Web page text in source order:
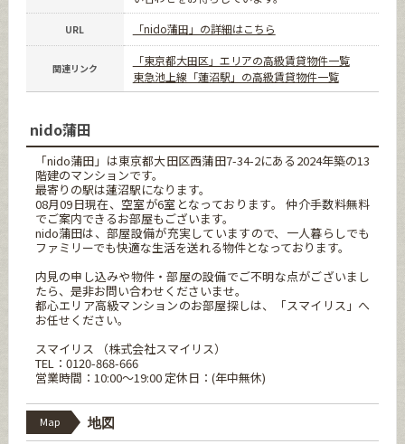
URL 「nido蒲田」の詳細はこちら
関連リンク
「東京都大田区」エリアの高級賃貸物件一覧
東急池上線「蓮沼駅」の高級賃貸物件一覧
nido蒲田
「nido蒲田」は東京都大田区西蒲田7-34-2にある2024年築の13
階建のマンションです。
最寄りの駅は蓮沼駅になります。
08月09日現在、空室が6室となっております。 仲介手数料無料
でご案内できるお部屋もございます。
nido蒲田は、部屋設備が充実していますので、一人暮らしでも
ファミリーでも快適な生活を送れる物件となっております。
内見の申し込みや物件・部屋の設備でご不明な点がございまし
たら、是非お問い合わせくださいませ。
都心エリア高級マンションのお部屋探しは、「スマイリス」へ
お任せください。
スマイリス （株式会社スマイリス）
TEL：0120-868-666
営業時間：10:00～19:00 定休日：(年中無休)
Map 地図